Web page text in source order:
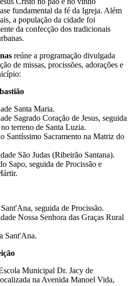
fundamental da fé da Igreja. Além
a população da cidade foi
da confecção dos tradicionais
reúne a programação divulgada
de missas, procissões, adorações e
Santa Maria.
Sagrado Coração de Jesus, seguida
terreno de Santa Luzia.
Santíssimo Sacramento na Matriz do
São Judas (Ribeirão Santana).
Sapo, seguida de Procissão e
seguida de Procissão.
Nossa Senhora das Graças Rural
Sant'Ana.
Municipal Dr. Jacy de
na Avenida Manoel Vida,